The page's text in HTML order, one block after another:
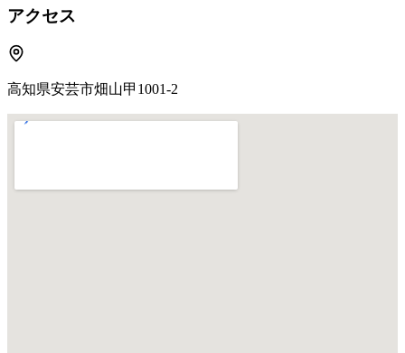
アクセス
高知県安芸市畑山甲1001-2